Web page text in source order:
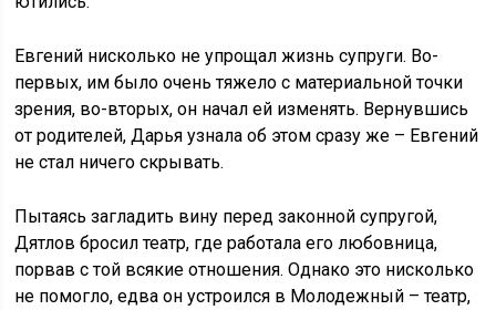
Евгений нисколько не упрощал жизнь супруги. Во-
первых, им было очень тяжело с материальной точки
зрения, во-вторых, он начал ей изменять. Вернувшись
от родителей, Дарья узнала об этом сразу же – Евгений
не стал ничего скрывать.
Пытаясь загладить вину перед законной супругой,
Дятлов бросил театр, где работала его любовница,
порвав с той всякие отношения. Однако это нисколько
не помогло, едва он устроился в Молодежный – театр,